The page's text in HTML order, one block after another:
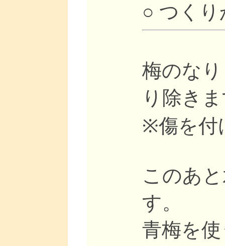
○ つくり
梅のな
り除き
※傷を付
このあ
す。
青梅を